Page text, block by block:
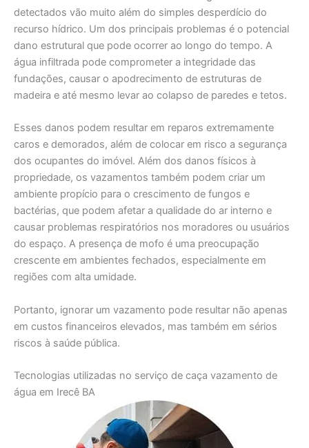
detectados vão muito além do simples desperdício do
recurso hídrico. Um dos principais problemas é o potencial
dano estrutural que pode ocorrer ao longo do tempo. A
água infiltrada pode comprometer a integridade das
fundações, causar o apodrecimento de estruturas de
madeira e até mesmo levar ao colapso de paredes e tetos.
Esses danos podem resultar em reparos extremamente
caros e demorados, além de colocar em risco a segurança
dos ocupantes do imóvel. Além dos danos físicos à
propriedade, os vazamentos também podem criar um
ambiente propício para o crescimento de fungos e
bactérias, que podem afetar a qualidade do ar interno e
causar problemas respiratórios nos moradores ou usuários
do espaço. A presença de mofo é uma preocupação
crescente em ambientes fechados, especialmente em
regiões com alta umidade.
Portanto, ignorar um vazamento pode resultar não apenas
em custos financeiros elevados, mas também em sérios
riscos à saúde pública.
Tecnologias utilizadas no serviço de caça vazamento de
água em Irecê BA